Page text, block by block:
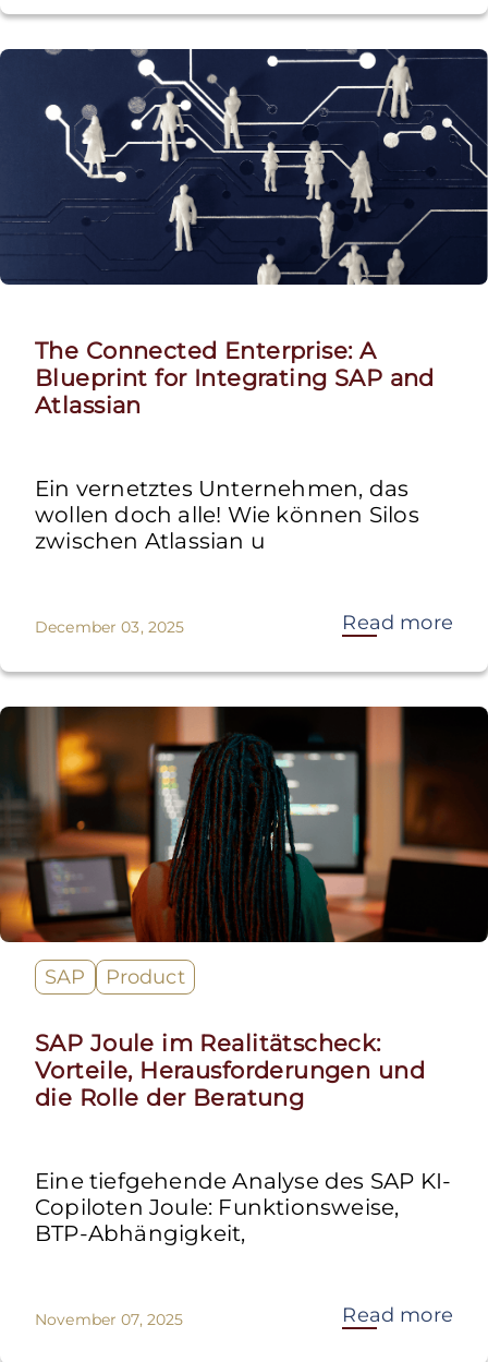
The Connected Enterprise: A
Blueprint for Integrating SAP and
Atlassian
Ein vernetztes Unternehmen, das
wollen doch alle! Wie können Silos
zwischen Atlassian u
December 03, 2025 Read more
SAP Product
SAP Joule im Realitätscheck:
Vorteile, Herausforderungen und
die Rolle der Beratung
Eine tiefgehende Analyse des SAP KI-
Copiloten Joule: Funktionsweise,
BTP-Abhängigkeit,
November 07, 2025 Read more